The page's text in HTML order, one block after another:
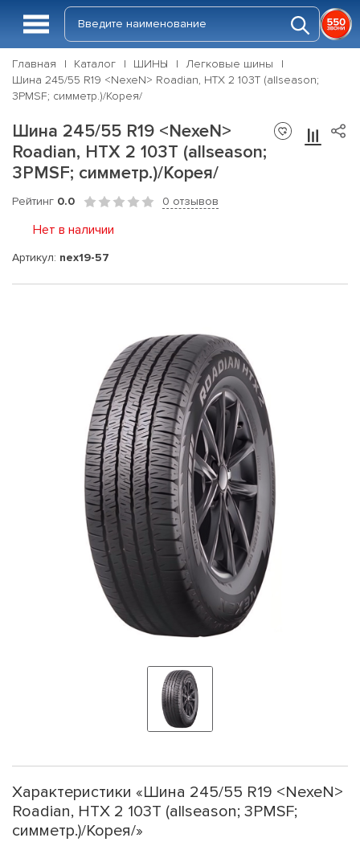
Главная Каталог ШИНЫ
Легковые шины
Шина 245/55 R19 <NexeN> Roadian, HTX 2 103T (allseason;
3PMSF; симметр.)/Корея/
Шина 245/55 R19 <NexeN>
Roadian, HTX 2 103T (allseason;
3PMSF; симметр.)/Корея/
Рейтинг 0.0 0 отзывов
Нет в наличии
Артикул: nex19-57
Характеристики «Шина 245/55 R19 <NexeN>
Roadian, HTX 2 103T (allseason; 3PMSF;
симметр.)/Корея/»